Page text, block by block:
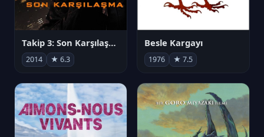
Takip 3: Son Karşılaşma
2014 ★ 6.3
Besle Kargayı
1976 ★ 7.5